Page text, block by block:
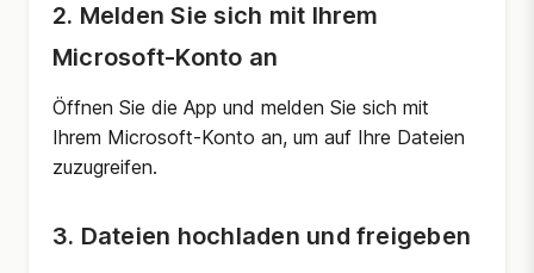
2. Melden Sie sich mit Ihrem
Microsoft-Konto an
Öffnen Sie die App und melden Sie sich mit
Ihrem Microsoft-Konto an, um auf Ihre Dateien
zuzugreifen.
3. Dateien hochladen und freigeben